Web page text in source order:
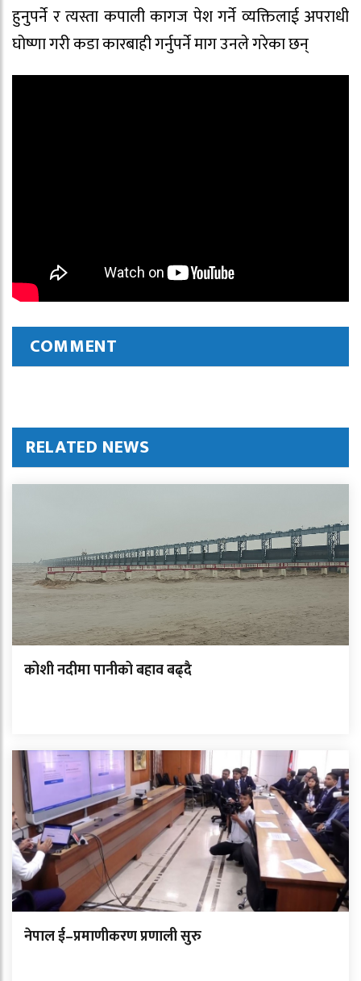
हुनुपर्ने र त्यस्ता कपाली कागज पेश गर्ने व्यक्तिलाई अपराधी
घोष्णा गरी कडा कारबाही गर्नुपर्ने माग उनले गरेका छन्
COMMENT
RELATED NEWS
कोशी नदीमा पानीको बहाव बढ्दै
नेपाल ई–प्रमाणीकरण प्रणाली सुरु